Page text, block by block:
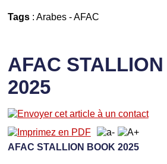
Tags: Arabes-AFAC
AFAC
2025
AFAC STALLION BOOK 2025